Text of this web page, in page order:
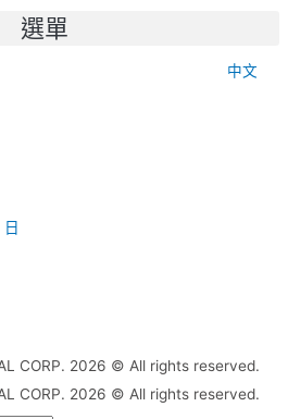
選單
中文
CORP. 2026 © All rights reserved.
CORP. 2026 © All rights reserved.